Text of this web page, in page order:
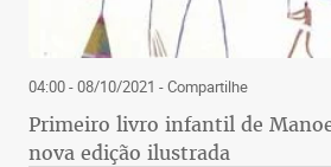
04:00 - 08/10/2021 - Compartilhe
Primeiro livro infantil de
nova edição ilustrada